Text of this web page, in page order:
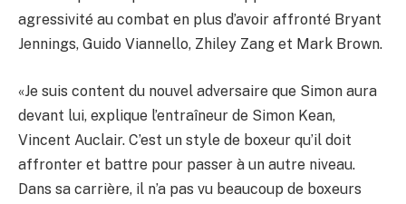
agressivité au combat en plus d’avoir affronté Bryant
Jennings, Guido Viannello, Zhiley Zang et Mark Brown.
«Je suis content du nouvel adversaire que Simon aura
devant lui, explique l’entraîneur de Simon Kean,
Vincent Auclair. C’est un style de boxeur qu’il doit
affronter et battre pour passer à un autre niveau.
Dans sa carrière, il n’a pas vu beaucoup de boxeurs